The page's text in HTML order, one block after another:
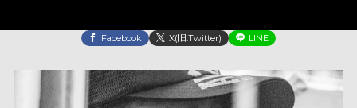
Facebook X(旧:Twitter) LINE